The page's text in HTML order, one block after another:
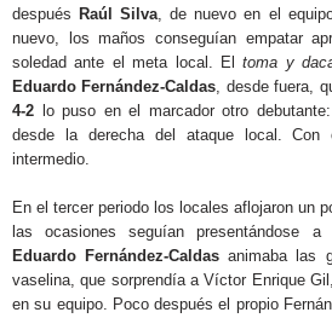
después Raúl Silva, de nuevo en el
nuevo, los maños conseguían empatar
soledad ante el meta local. Eltoma y
Eduardo Fernández-Caldas, desde fuera,
4-2 lo puso en el marcador otro debutante:
desde la derecha del ataque local. Con
intermedio.
En el tercer periodo los locales aflojaron un
las ocasiones seguían presentándose a
Eduardo Fernández-Caldas animaba las
vaselina, que sorprendía a Víctor Enrique
en su equipo. Poco después el propio